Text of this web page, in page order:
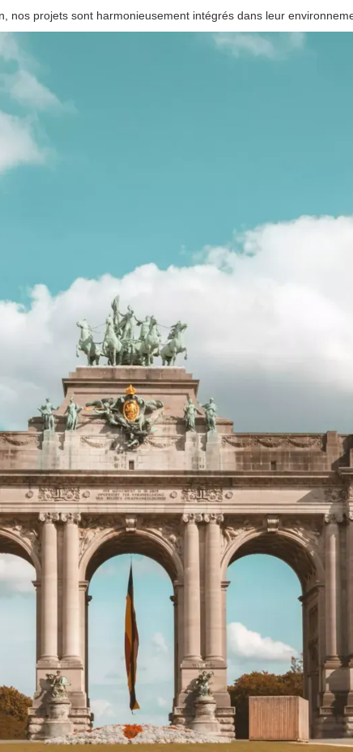
nos projets sont harmonieusement intégrés dans leur